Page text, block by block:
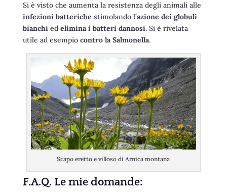
Si è visto che aumenta la resistenza degli animali alle
infezioni batteriche stimolando l’azione dei globuli
bianchied elimina i batteri dannosi. Si è rivelata
utile ad esempio contro la Salmonella.
Scapo eretto e villoso di Arnica montana
F.A.Q. Le mie domande: